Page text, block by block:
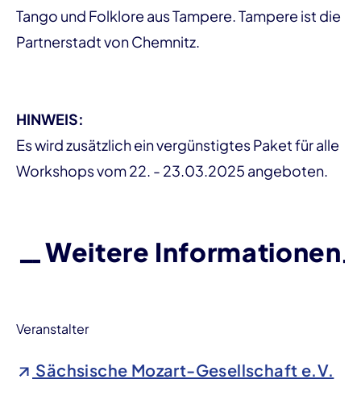
Tango und Folklore aus Tampere. Tampere ist die
Partnerstadt von Chemnitz.
HINWEIS:
Es wird zusätzlich ein vergünstigtes Paket für alle
Workshops vom 22. - 23.03.2025 angeboten.
Weitere Informationen
Veranstalter
Sächsische Mozart-Gesellschaft e.V.